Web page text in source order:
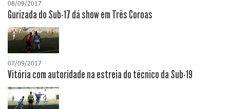
08/09/2017
Gurizada do Sub-17 dá show em Três Coroas
07/09/2017
Vitória com autoridade na estreia do técnico da Sub-19